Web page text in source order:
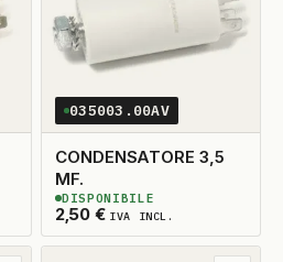
035003.00AV
CONDENSATORE 3,5
MF.
2,50 € IVA INCL.
2DISPONIBILI
DISPONIBILE